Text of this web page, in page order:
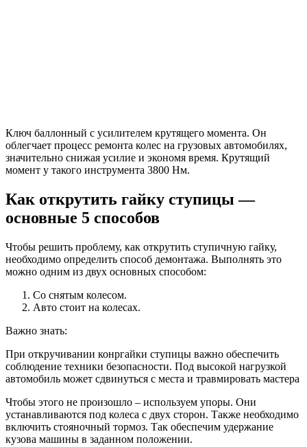
Ключ баллонный с усилителем крутящего момента. Он
облегчает процесс ремонта колес на грузовых автомобилях,
значительно снижая усилие и экономя время. Крутящий
момент у такого инструмента 3800 Нм.
Как открутить гайку ступицы —
основные 5 способов
Чтобы решить проблему, как открутить ступичную гайку,
необходимо определить способ демонтажа. Выполнять это
можно одним из двух основных способом:
Со снятым колесом.
Авто стоит на колесах.
Важно знать:
При откручивании конргайки ступицы важно обеспечить
соблюдение техники безопасности. Под высокой нагрузкой
автомобиль может сдвинуться с места и травмировать мастера
Чтобы этого не произошло – используем упоры. Они
устанавливаются под колеса с двух сторон. Также необходимо
включить стояночный тормоз. Так обеспечим удержание
кузова машины в заданном положении.